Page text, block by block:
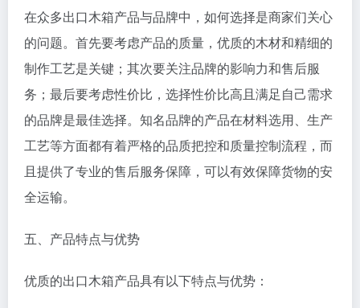
在众多出口木箱产品与品牌中，如何选择是商家们关心
的问题。首先要考虑产品的质量，优质的木材和精细的
制作工艺是关键；其次要关注品牌的影响力和售后服
务；最后要考虑性价比，选择性价比高且满足自己需求
的品牌是最佳选择。知名品牌的产品在材料选用、生产
工艺等方面都有着严格的品质把控和质量控制流程，而
且提供了专业的售后服务保障，可以有效保障货物的安
全运输。
五、产品特点与优势
优质的出口木箱产品具有以下特点与优势：